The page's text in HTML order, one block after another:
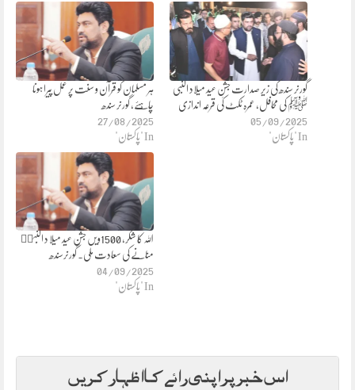
ہر مسلمان کو قرآن و سنت پر عمل پیرا ہونا
چاہئے، گورنر سندھ
27/08/2025
In "پاکستان"
گورنر سندھ کی زیر صدارت جشنِ عید میلاد النبی
ﷺ کی محافل، عمرہ ٹکٹ کی قرعہ اندازی
05/09/2025
In "پاکستان"
اللہ کا شکر، 1500ویں جشن عید میلا د النبیۖ
منانے کی سعادت ملی۔ گورنرسندھ
04/09/2025
In "پاکستان"
اس خبر پر اپنی رائے کا اظہار کریں